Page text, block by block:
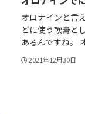
オロナインと言
どに使う軟膏と
あるんですね。
2021年12月30日